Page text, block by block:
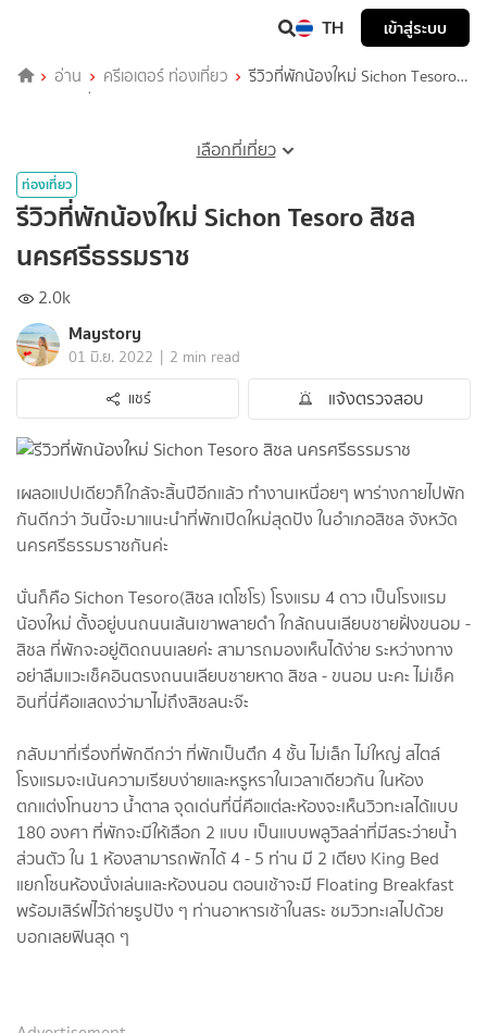
TH เข้าสู่ระบบ
อ่าน ครีเอเตอร์ ท่องเที่ยว
รีวิวที่พักน้องใหม่ Sichon Tesoro
สิชล นครศรีธรรมราช
เลือกที่เที่ยว
ท่องเที่ยว
รีวิวที่พักน้องใหม่ Sichon Tesoro สิชล
นครศรีธรรมราช
2.0k
Maystory
01 มิ.ย. 2022 | 2 min read
แชร์
แจ้งตรวจสอบ
เผลอแปปเดียวก็ใกล้จะสิ้นปีอีกแล้ว ทำงานเหนื่อยๆ พาร่างกายไปพัก
กันดีกว่า วันนี้จะมาแนะนำที่พักเปิดใหม่สุดปัง ในอำเภอสิชล จังหวัด
นครศรีธรรมราชกันค่ะ
นั่นก็คือ Sichon Tesoro(สิชล เตโซโร) โรงแรม 4 ดาว เป็นโรงแรม
น้องใหม่ ตั้งอยู่บนถนนเส้นเขาพลายดำ ใกล้ถนนเลียบชายฝั่งขนอม -
สิชล ที่พักจะอยู่ติดถนนเลยค่ะ สามารถมองเห็นได้ง่าย ระหว่างทาง
อย่าลืมแวะเช็คอินตรงถนนเลียบชายหาด สิชล - ขนอม นะคะ ไม่เช็ค
อินที่นี่คือแสดงว่ามาไม่ถึงสิชลนะจ๊ะ
กลับมาที่เรื่องที่พักดีกว่า ที่พักเป็นตึก 4 ชั้น ไม่เล็ก ไม่ใหญ่ สไตล์
โรงแรมจะเน้นความเรียบง่ายและหรูหราในเวลาเดียวกัน ในห้อง
ตกแต่งโทนขาว น้ำตาล จุดเด่นที่นี่คือแต่ละห้องจะเห็นวิวทะเลได้แบบ
180 องศา ที่พักจะมีให้เลือก 2 แบบ เป็นแบบพลูวิลล่าที่มีสระว่ายน้ำ
ส่วนตัว ใน 1 ห้องสามารถพักได้ 4 - 5 ท่าน มี 2 เตียง King Bed
แยกโซนห้องนั่งเล่นและห้องนอน ตอนเช้าจะมี Floating Breakfast
พร้อมเสิร์ฟไว้ถ่ายรูปปัง ๆ ท่านอาหารเช้าในสระ ชมวิวทะเลไปด้วย
บอกเลยฟินสุด ๆ